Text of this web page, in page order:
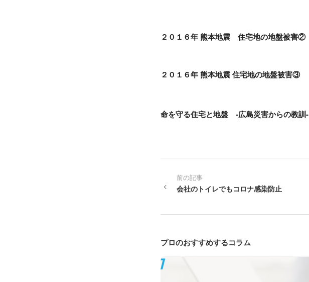
２０１６年 熊本地震 住宅地の地盤被害②
２０１６年 熊本地震 住宅地の地盤被害③
命を守る住宅と地盤 -広島災害からの教訓-
前の記事
会社のトイレでもコロナ感染防止
プロのおすすめするコラム